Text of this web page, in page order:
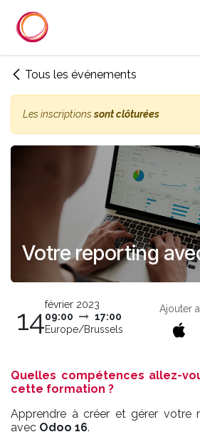
Tous les événements
Les inscriptionssont clôturées
Votre reporting
14février 2023
09:00
17:00
Europe/Brussels
Ajouter
Quelles compétences allez-
cette formation ?
Apprendre à créer et gérer votre
avec Odoo 16.